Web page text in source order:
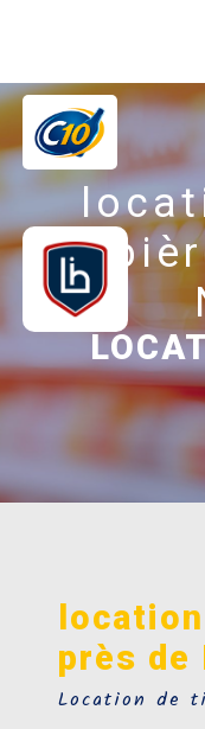
près de
Location de